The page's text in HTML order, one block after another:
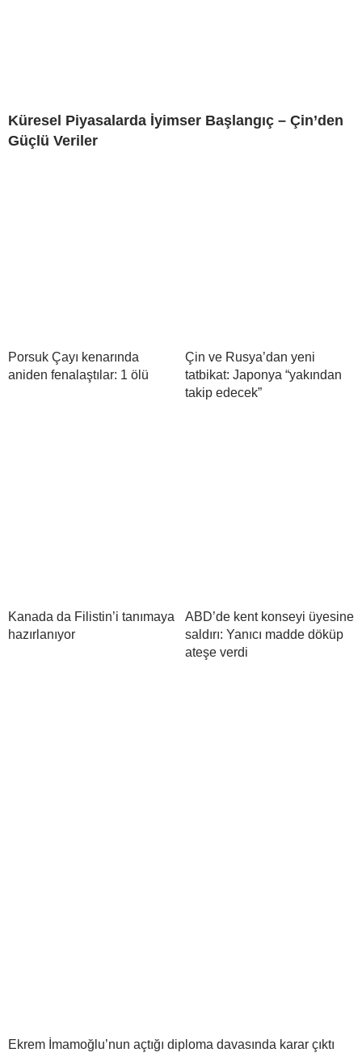
Küresel Piyasalarda İyimser Başlangıç – Çin’den
Güçlü Veriler
Porsuk Çayı kenarında
aniden fenalaştılar: 1 ölü
Çin ve Rusya’dan yeni
tatbikat: Japonya “yakından
takip edecek”
Kanada da Filistin’i tanımaya
hazırlanıyor
ABD’de kent konseyi üyesine
saldırı: Yanıcı madde döküp
ateşe verdi
Ekrem İmamoğlu’nun açtığı diploma davasında karar çıktı